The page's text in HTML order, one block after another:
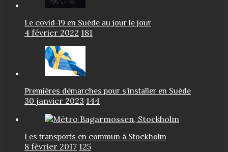
Le covid-19 en Suède au jour le jour
4 février 2022 181
Premières démarches pour s’installer en Suède
30 janvier 2023 144
Les transports en commun à Stockholm
8 février 2017 125